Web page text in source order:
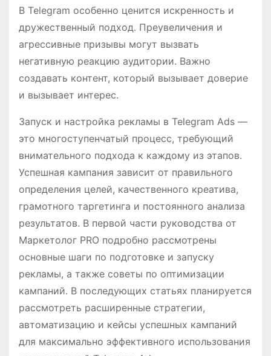
В Telegram особенно ценится искренность и
дружественный подход. Преувеличения и
агрессивные призывы могут вызвать
негативную реакцию аудитории. Важно
создавать контент, который вызывает доверие
и вызывает интерес.
Запуск и настройка рекламы в Telegram Ads —
это многоступенчатый процесс, требующий
внимательного подхода к каждому из этапов.
Успешная кампания зависит от правильного
определения целей, качественного креатива,
грамотного таргетинга и постоянного анализа
результатов. В первой части руководства от
Маркетолог PRO подробно рассмотрены
основные шаги по подготовке и запуску
рекламы, а также советы по оптимизации
кампаний. В последующих статьях планируется
рассмотреть расширенные стратегии,
автоматизацию и кейсы успешных кампаний
для максимально эффективного использования